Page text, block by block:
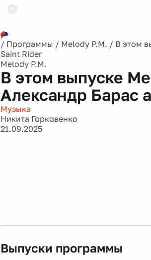
/ Программы / Melody P.M. / В этом
Saint Rider
Melody P.M.
В этом выпуске
Александр Барас
Музыка
Никита Горковенко
21.09.2025
Выпуски программы